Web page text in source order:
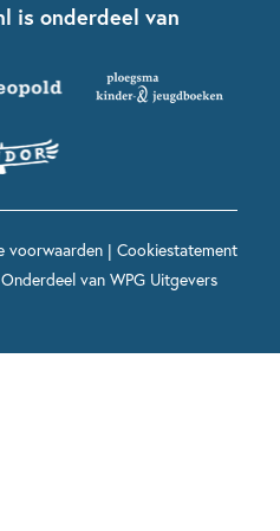
is onderdeel van
voorwaarden| Cookiestatement
van WPG Uitgevers